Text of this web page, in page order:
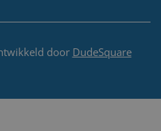
door DudeSquare